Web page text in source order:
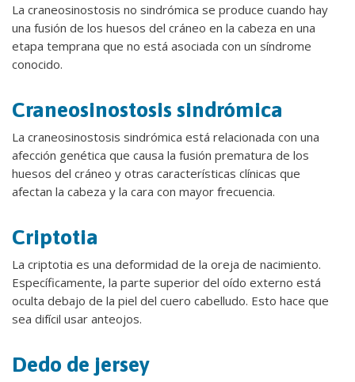
La craneosinostosis no sindrómica se produce cuando hay
una fusión de los huesos del cráneo en la cabeza en una
etapa temprana que no está asociada con un síndrome
conocido.
Craneosinostosis sindrómica
La craneosinostosis sindrómica está relacionada con una
afección genética que causa la fusión prematura de los
huesos del cráneo y otras características clínicas que
afectan la cabeza y la cara con mayor frecuencia.
Criptotia
La criptotia es una deformidad de la oreja de nacimiento.
Específicamente, la parte superior del oído externo está
oculta debajo de la piel del cuero cabelludo. Esto hace que
sea difícil usar anteojos.
Dedo de jersey